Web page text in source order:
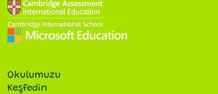
Okulumuzu
Keşfedin